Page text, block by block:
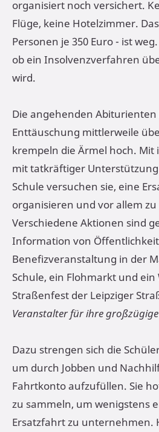
organisiert noch versichert.
Flüge, keine Hotelzimmer.
Personen je 350 Euro - ist
ob ein Insolvenzverfahren
wird.
Die angehenden
Enttäuschung mittlerweile
krempeln die Ärmel hoch.
mit tatkräftiger
Schule versuchen sie, eine
organisieren und vor allem
Verschiedene Aktionen sind
Information von
Benefizveranstaltung in der
Schule, ein Flohmarkt und
Straßenfest der Leipziger
Veranstalter für ihre
Dazu strengen sich die
um durch Jobben und
Fahrtkonto aufzufüllen. Sie
zu sammeln, um wenigstens
Ersatzfahrt zu unternehmen.